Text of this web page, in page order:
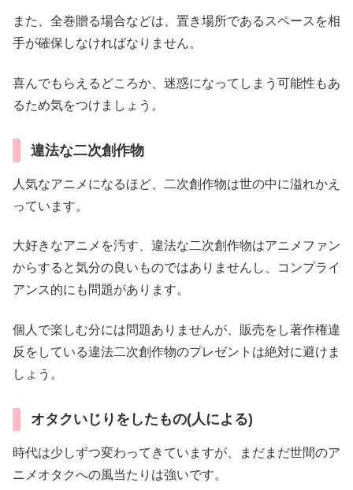
また、全巻贈る場合などは、置き場所であるスペースを相
手が確保しなければなりません。
喜んでもらえるどころか、迷惑になってしまう可能性もあ
るため気をつけましょう。
違法な二次創作物
人気なアニメになるほど、二次創作物は世の中に溢れかえ
っています。
大好きなアニメを汚す、違法な二次創作物はアニメファン
からすると気分の良いものではありませんし、コンプライ
アンス的にも問題があります。
個人で楽しむ分には問題ありませんが、販売をし著作権違
反をしている違法二次創作物のプレゼントは絶対に避けま
しょう。
オタクいじりをしたもの(人による)
時代は少しずつ変わってきていますが、まだまだ世間のア
ニメオタクへの風当たりは強いです。